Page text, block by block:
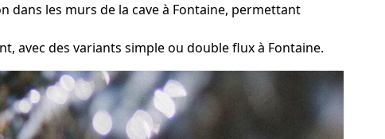
dans les murs de la cave à Fontaine, permettant
avec des variants simple ou double flux à Fontaine.